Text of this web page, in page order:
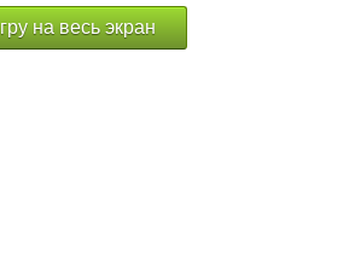
на весь экран